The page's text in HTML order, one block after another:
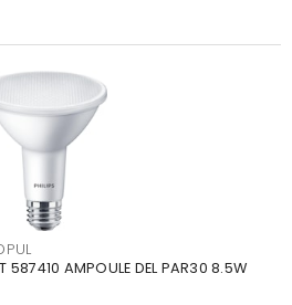
587410 AMPOULE DEL PAR30 8.5W